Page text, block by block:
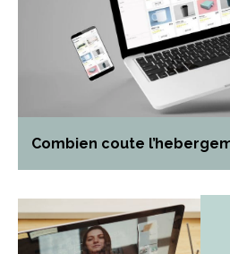
Combien coute